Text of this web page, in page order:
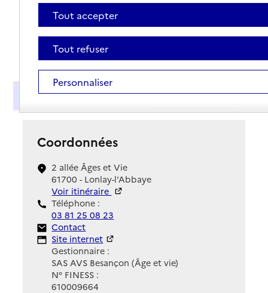
Présentation
Coordonnées
2 allée Âges et Vie
61700 - Lonlay-l'Abbaye
Voir itinéraire
Téléphone :
03 81 25 08 23
Contact
Contact
Site Internet
Site internet
Gestionnaire :
SAS AVS Besançon (Âge et vie)
N° FINESS :
610009664
Tout accepter
Tout refuser
Personnaliser